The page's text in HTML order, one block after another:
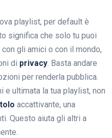
playlist, per default è
significa che solo tu puoi
gli amici o con il mondo,
di privacy. Basta andare
per renderla pubblica.
e ultimata la tua playlist, non
accattivante, una
Questo aiuta gli altri a